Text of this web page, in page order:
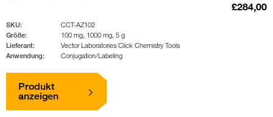
£284,00
SKU:
CCT-AZ102
Größe:
100 mg, 1000 mg, 5 g
Lieferant:
Vector Laboratories Click Chemistry Tools
Anwendung:
Conjugation/Labeling
Produkt
anzeigen